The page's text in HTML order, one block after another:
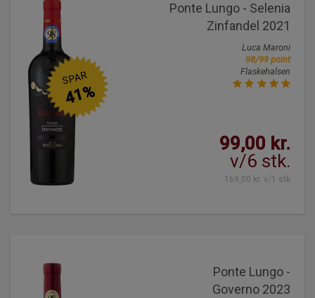
Ponte Lungo - Selenia
Zinfandel 2021
Luca Maroni
98/99 point
Flaskehalsen
99,00 kr.
v/6 stk.
169,00 kr. v/1 stk
SPAR
41%
Ponte Lungo -
Governo 2023